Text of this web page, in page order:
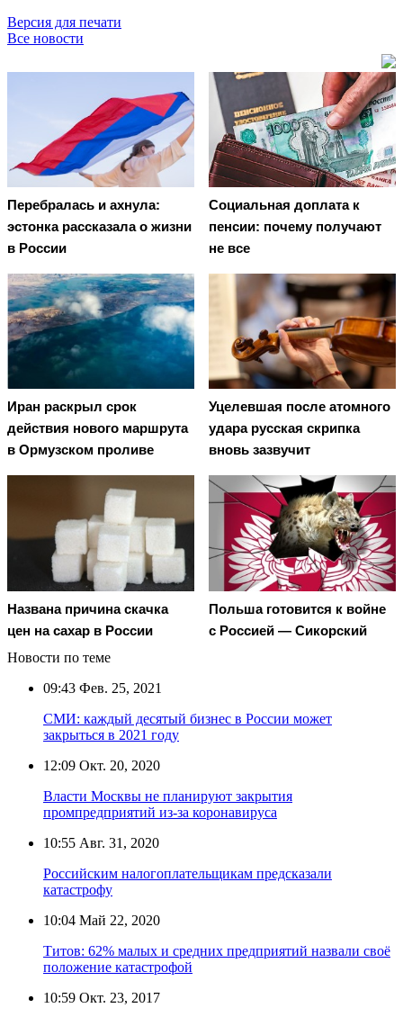
Версия для печати
Все новости
Перебралась и ахнула:
эстонка рассказала о жизни
в России
Социальная доплата к
пенсии: почему получают
не все
Иран раскрыл срок
действия нового маршрута
в Ормузском проливе
Уцелевшая после атомного
удара русская скрипка
вновь зазвучит
Названа причина скачка
цен на сахар в России
Польша готовится к войне
с Россией — Сикорский
Новости по теме
09:43 Фев. 25, 2021
СМИ: каждый десятый бизнес в России может
закрыться в 2021 году
12:09 Окт. 20, 2020
Власти Москвы не планируют закрытия
промпредприятий из-за коронавируса
10:55 Авг. 31, 2020
Российским налогоплательщикам предсказали
катастрофу
10:04 Май 22, 2020
Титов: 62% малых и средних предприятий назвали своё
положение катастрофой
10:59 Окт. 23, 2017